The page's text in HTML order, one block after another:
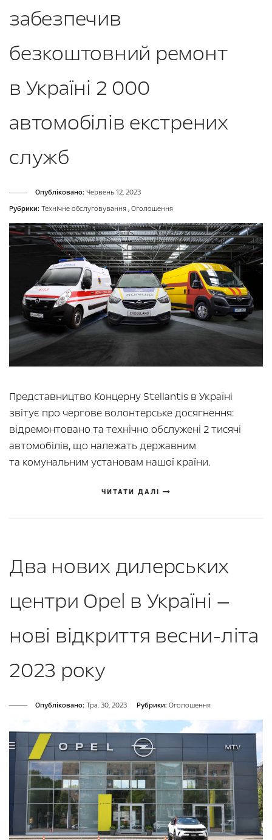
забезпечив
безкоштовний ремонт
в Україні 2 000
автомобілів екстрених
служб
Опубліковано: Червень 12, 2023
Рубрики: Технічне обслуговування , Оголошення
Представництво Концерну Stellantis в Україні
звітує про чергове волонтерське досягнення:
відремонтовано та технічно обслужені 2 тисячі
автомобілів, що належать державним
та комунальним установам нашої країни.
ЧИТАТИ ДАЛІ
Два нових дилерських
центри Opel в Україні —
нові відкриття весни-літа
2023 року
Опубліковано: Тра. 30, 2023 Рубрики: Оголошення